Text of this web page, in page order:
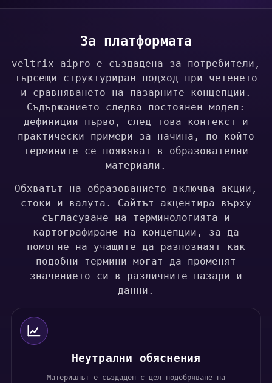
t
1
За платформата
veltrix aipro е създадена за потребители,
търсещи структуриран подход при четенето
и сравняването на пазарните концепции.
Съдържанието следва постоянен модел:
дефиниции първо, след това контекст и
практически примери за начина, по който
термините се появяват в образователни
материали.
Обхватът на образованието включва акции,
стоки и валута. Сайтът акцентира върху
съгласуване на терминологията и
картографиране на концепции, за да
помогне на учащите да разпознаят как
подобни термини могат да променят
значението си в различните пазари и
данни.
Неутрални обяснения
Материалът е създаден с цел подобряване на